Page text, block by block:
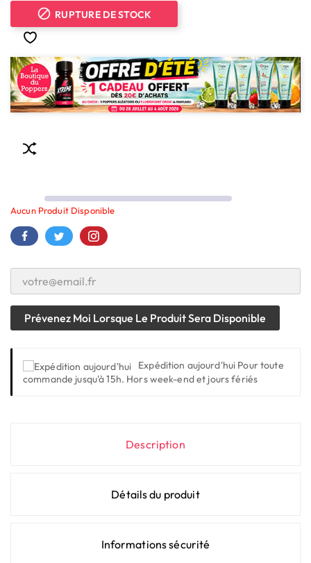
 RUPTURE DE STOCK
Aucun Produit Disponible
Prévenez Moi Lorsque Le Produit Sera Disponible
Expédition aujourd'hui Pour toute
commande jusqu'à 15h. Hors week-end et jours fériés
Description
Détails du produit
Informations sécurité